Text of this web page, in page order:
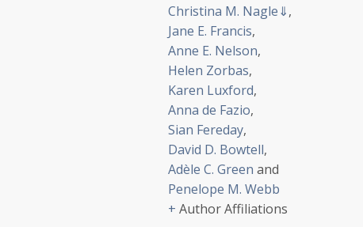
Christina M. Nagle⇓,
Jane E. Francis,
Anne E. Nelson,
Helen Zorbas,
Karen Luxford,
Anna de Fazio,
Sian Fereday,
David D. Bowtell,
Adèle C. Green and
Penelope M. Webb
+ Author Affiliations